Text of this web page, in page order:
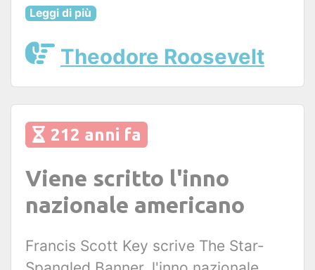
Leggi di più
Theodore Roosevelt
212 anni fa
Viene scritto l'inno
nazionale americano
Francis Scott Key scrive The Star-